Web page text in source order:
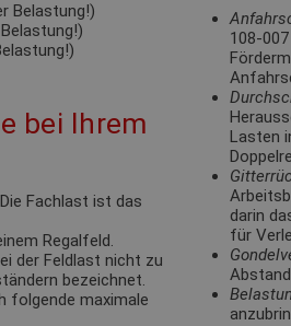
Belastung!)
bei Ihrem
Fachlast ist das
Regalfeld.
der Feldlast nicht zu
bezeichnet.
folgende maximale
108-
Lasten
darin
für